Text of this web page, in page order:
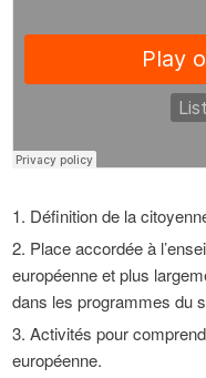
Définition de la
Place accordée à
européenne et plus
dans les programmes du
Activités pour
européenne.